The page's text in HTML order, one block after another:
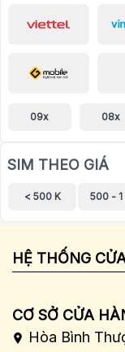
09x 08x
SIM THEO GIÁ
< 500 K 500 - 1
HỆ THỐNG
CƠ SỞ CỬA
Hòa Bình